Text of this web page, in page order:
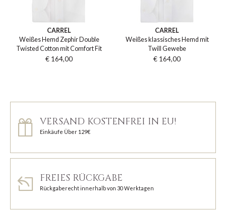
CARREL
Weißes Hemd Zephir Double
Twisted Cotton mit Comfort Fit
€ 164,00
CARREL
Weißes klassisches Hemd mit
Twill Gewebe
€ 164,00
VERSAND KOSTENFREI IN EU!
Einkäufe Über 129€
FREIES RÜCKGABE
Rückgaberecht innerhalb von 30 Werktagen